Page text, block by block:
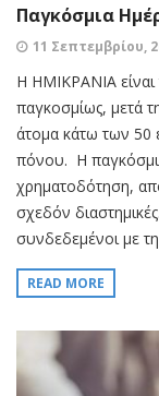
Παγκόσμια
11 Σεπτεμβρίου,
Η ΗΜΙΚΡΑΝΙΑ είναι
παγκοσμίως, μετά
άτομα κάτω των 50
πόνου. Η
χρηματοδότηση,
σχεδόν
συνδεδεμένοι με
READ MORE